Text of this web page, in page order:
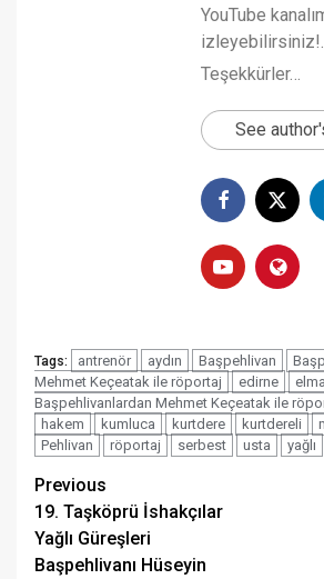
YouTube
izleyebilirsiniz!..
Teşekkürler…
See
Tags: antrenör aydın Başpehlivan
Mehmet Keçeatak ile röportaj
edirne
Başpehlivanlardan Mehmet Keçeatak ile
hakem
kumluca kurtdere kurtdereli
Pehlivan
röportaj serbest usta yağlı
Post
navigation
Previous
19. Taşköprü İshakçılar
Yağlı Güreşleri
Başpehlivanı Hüseyin